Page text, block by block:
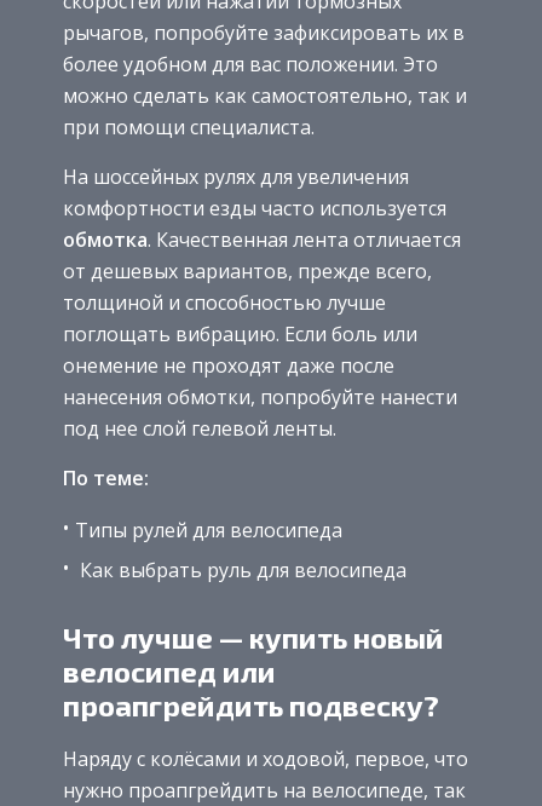
рычагов, попробуйте зафиксировать их в
более удобном для вас положении. Это
можно сделать как самостоятельно, так и
при помощи специалиста.
На шоссейных рулях для увеличения
комфортности езды часто используется
обмотка. Качественная лента отличается
от дешевых вариантов, прежде всего,
толщиной и способностью лучше
поглощать вибрацию. Если боль или
онемение не проходят даже после
нанесения обмотки, попробуйте нанести
под нее слой гелевой ленты.
По теме:
Типы рулей для велосипеда
Как выбрать руль для велосипеда
Что лучше — купить новый
велосипед или
проапгрейдить подвеску?
Наряду с колёсами и ходовой, первое, что
нужно проапгрейдить на велосипеде, так